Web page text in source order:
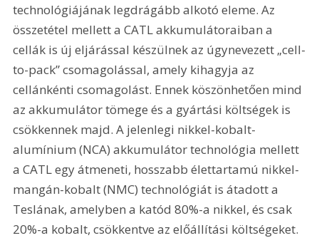
technológiájának legdrágább alkotó eleme. Az
összetétel mellett a CATL akkumulátoraiban a
cellák is új eljárással készülnek az úgynevezett „cell-
to-pack” csomagolással, amely kihagyja az
cellánkénti csomagolást. Ennek köszönhetően mind
az akkumulátor tömege és a gyártási költségek is
csökkennek majd. A jelenlegi nikkel-kobalt-
alumínium (NCA) akkumulátor technológia mellett
a CATL egy átmeneti, hosszabb élettartamú nikkel-
mangán-kobalt (NMC) technológiát is átadott a
Teslának, amelyben a katód 80%-a nikkel, és csak
20%-a kobalt, csökkentve az előállítási költségeket.